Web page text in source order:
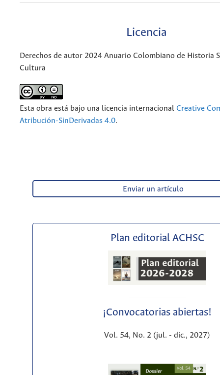
Licencia
Derechos de autor 2024 Anuario Colombiano de Historia
Cultura
Esta obra está bajo una licencia internacional Creative
Atribución-SinDerivadas 4.0.
Enviar un artículo
Plan editorial ACHSC
¡Convocatorias abiertas!
Vol. 54, No. 2 (jul. - dic., 2027)